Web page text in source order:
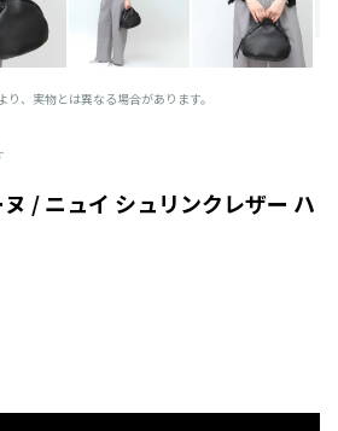
、実物とは異なる場合があります。
/ ニュイ シュリンクレザー ハ